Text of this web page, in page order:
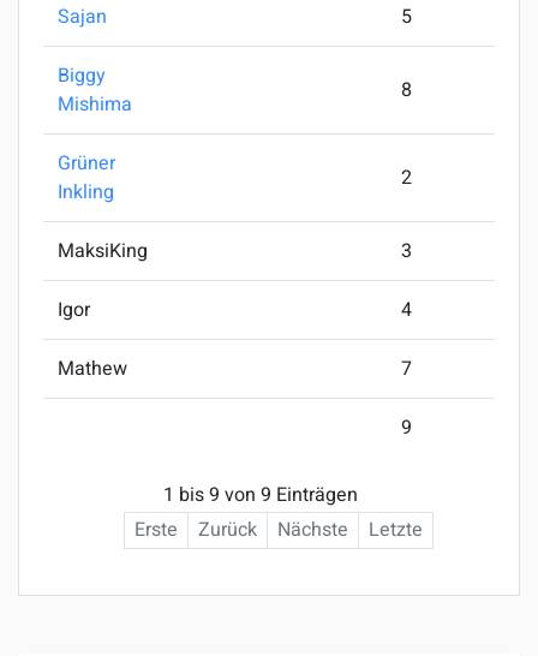
Sajan 5
Biggy
Mishima
8
Grüner
Inkling
2
MaksiKing 3
Igor 4
Mathew 7
9
1 bis 9 von 9 Einträgen
Erste
Zurück Nächste Letzte